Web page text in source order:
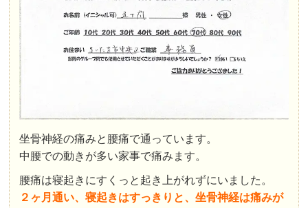
坐骨神経の痛みと腰痛で通っています。
中腰での動きが多い家事で痛みます。
腰痛は寝起きにすくっと起き上がれずにいました。
２ヶ月通い、寝起きはすっきりと、坐骨神経は痛みが